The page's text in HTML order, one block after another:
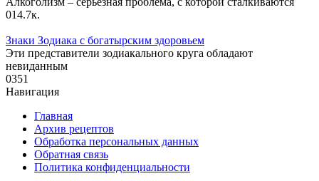
014.7к.
Знаки Зодиака с богатырским здоровьем
Эти представители зодиакального круга обладают
невиданным
0351
Навигация
Главная
Архив рецептов
Обработка персональных данных
Обратная связь
Политика конфиденциальности